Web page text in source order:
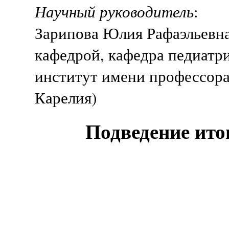
Научный руководитель:
Зарипова Юлия
кафедрой, кафедра
институт имени
Карелия)
Подведение